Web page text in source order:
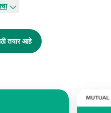
आपण बघितले, जसे ट्रॅक अ‍ॅन्ड फिल्ड
तयार आहे